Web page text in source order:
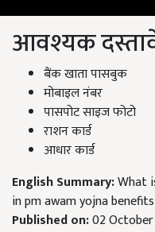
आवश्यक
बैंक खाता पासबुक
मोबाइल नंबर
पासपोट साइज फोटो
राशन कार्ड
आधार कार्ड
English Summary:What
in pm awam yojna
Published on:02 October